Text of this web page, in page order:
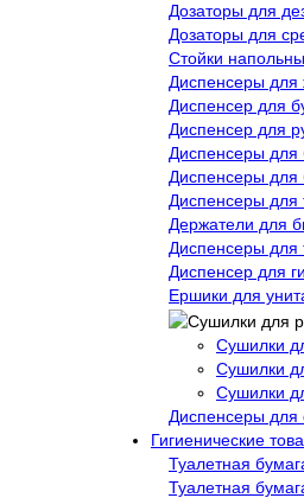
Дозаторы для
Дозаторы для
Стойки
Диспенсеры для
Диспенсер для
Диспенсер для
Диспенсеры для
Диспенсеры для
Диспенсеры для
Держатели для
Диспенсеры для
Диспенсер для
Ершики для
Сушилки
Сушилки
Сушилки
Диспенсеры для
Гигиенические
Туалетная
Туалетная